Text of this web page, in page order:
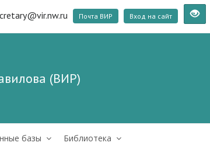
Почта ВИР Вход на сайт
(ВИР)
базы Библиотека